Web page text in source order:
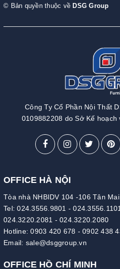
© Bản quyền thuộc về DSG Group
Công Ty Cổ Phần Nội Thất
0109882208 do Sở Kế
OFFICE HÀ NỘI
Tòa nhà NHBIDV 104 -106 Tân
Tel:024.3556.9801 -024.3556.1101
024.3220.2081 - 024.3220.2080
Hotline:0903 420 678 - 0902 438
Email: sale@dsggroup.vn
OFFICE HỒ CHÍ MINH